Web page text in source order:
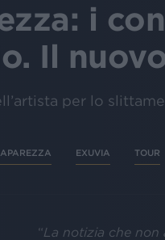
i
Il
per lo
EXUVIA TOUR
“La notizia che non